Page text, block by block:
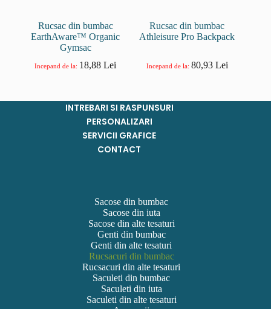
Rucsac din bumbac
EarthAware™ Organic
Gymsac
Incepand de la: 18,88Lei
Rucsac din bumbac
Athleisure Pro Backpack
Incepand de la: 80,93 Lei
INTREBARI SI RASPUNSURI
PERSONALIZARI
SERVICII GRAFICE
CONTACT
Sacose din bumbac
Sacose din iuta
Sacose din alte tesaturi
Genti din bumbac
Genti din alte tesaturi
Rucsacuri din bumbac
Rucsacuri din alte tesaturi
Saculeti din bumbac
Saculeti din iuta
Saculeti din alte tesaturi